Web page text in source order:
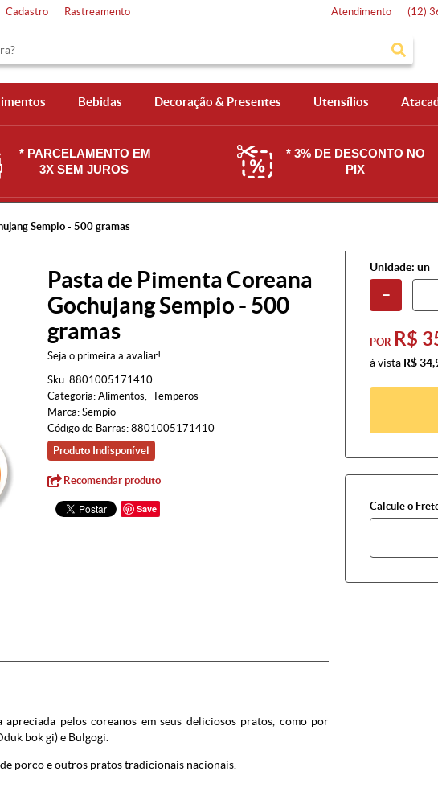
Cadastro Rastreamento Atendimento (12)
Bebidas Decoração & Presentes Utensílios
* PARCELAMENTO EM
3X SEM JUROS
* 3% DE DESCONTO NO
PIX
Sempio - 500 gramas
Pasta de Pimenta Coreana
Gochujang Sempio - 500
gramas
Seja o primeira a avaliar!
Sku: 8801005171410
Categoria: Alimentos
Temperos
Marca: Sempio
Código de Barras: 8801005171410
Produto Indisponível
Recomendar produto
Save
Unidade: un
POR R$
à vista R$
Calcule o
pelos coreanos em seus deliciosos pratos, como por
bok gi) e Bulgogi.
porco e outros pratos tradicionais nacionais.